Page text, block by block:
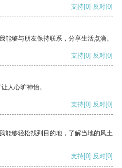
支持[0] 反对[0]
能够与朋友保持联系，分享生活点滴。
支持[0] 反对[0]
人心旷神怡。
支持[0] 反对[0]
能够轻松找到目的地，了解当地的风土
支持[0] 反对[0]